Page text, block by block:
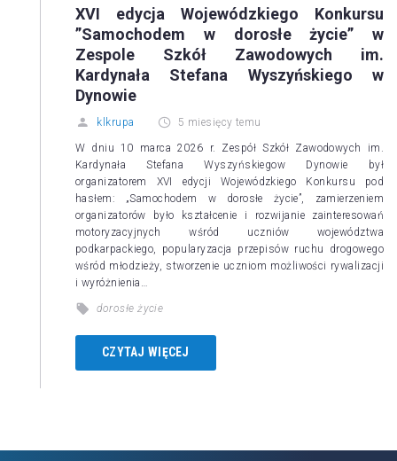
XVI edycja Wojewódzkiego Konkursu
”Samochodem w dorosłe życie” w
Zespole Szkół Zawodowych im.
Kardynała Stefana Wyszyńskiego w
Dynowie
klkrupa 5 miesięcy temu
W dniu 10 marca 2026 r. Zespół Szkół Zawodowych im.
Kardynała Stefana Wyszyńskiegow Dynowie był
organizatorem XVI edycji Wojewódzkiego Konkursu pod
hasłem: „Samochodem w dorosłe życie”, zamierzeniem
organizatorów było kształcenie i rozwijanie zainteresowań
motoryzacyjnych wśród uczniów województwa
podkarpackiego, popularyzacja przepisów ruchu drogowego
wśród młodzieży, stworzenie uczniom możliwości rywalizacji
i wyróżnienia…
dorosłe życie
CZYTAJ WIĘCEJ